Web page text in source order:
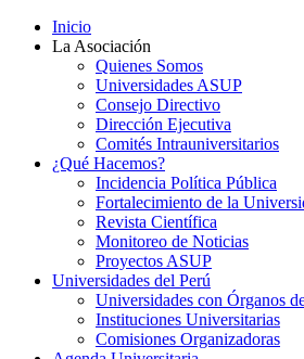
Inicio
La Asociación
Quienes Somos
Universidades ASUP
Consejo Directivo
Dirección Ejecutiva
Comités Intrauniversitarios
¿Qué Hacemos?
Incidencia Política Pública
Fortalecimiento de la
Revista Científica
Monitoreo de Noticias
Proyectos ASUP
Universidades del Perú
Universidades con Órganos
Instituciones Universitarias
Comisiones Organizadoras